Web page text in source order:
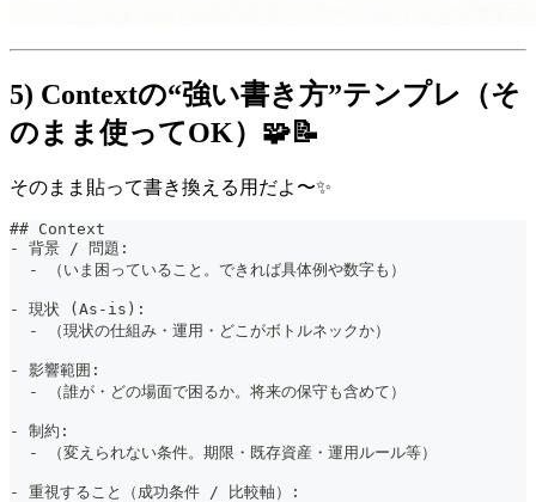
5) Contextの“強い書き方”テンプレ（そ
のまま使ってOK）🧩📝
そのまま貼って書き換える用だよ〜✨
## Context
-
背景 / 問題:
-
（いま困っていること。できれば具体例や数字も）
-
現状 (As-is):
-
（現状の仕組み・運用・どこがボトルネックか）
-
影響範囲:
-
（誰が・どの場面で困るか。将来の保守も含めて）
-
制約:
-
（変えられない条件。期限・既存資産・運用ルール等）
-
重視すること（成功条件 / 比較軸）: